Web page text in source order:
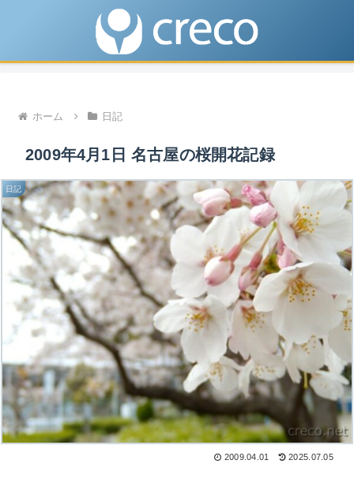
ホーム 日記
2009年4月1日 名古屋の桜開花記録
日記
2009.04.01 2025.07.05